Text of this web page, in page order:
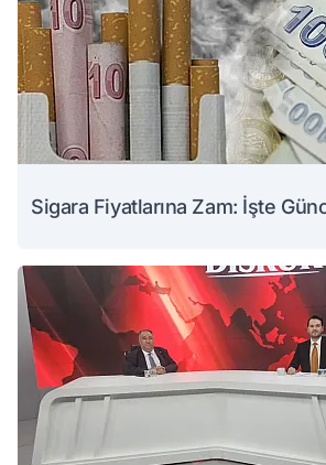
Sigara Fiyatlarına Zam: İşte